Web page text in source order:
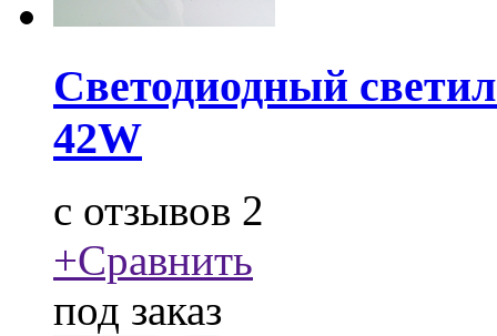
Светодиодный
42W
c отзывов 2
+Сравнить
под заказ